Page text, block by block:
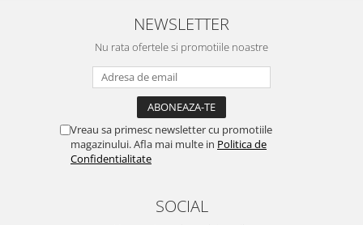
NEWSLETTER
Nu rata ofertele si promotiile noastre
Vreau sa primesc newsletter cu promotiile
magazinului. Afla mai multe in Politica de
Confidentialitate
SOCIAL